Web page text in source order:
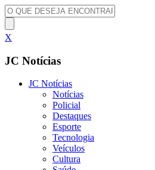
X
JC Notícias
JC Notícias
Notícias
Policial
Destaques
Esporte
Tecnologia
Veículos
Cultura